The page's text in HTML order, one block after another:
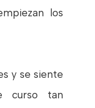
los
y se siente
curso tan